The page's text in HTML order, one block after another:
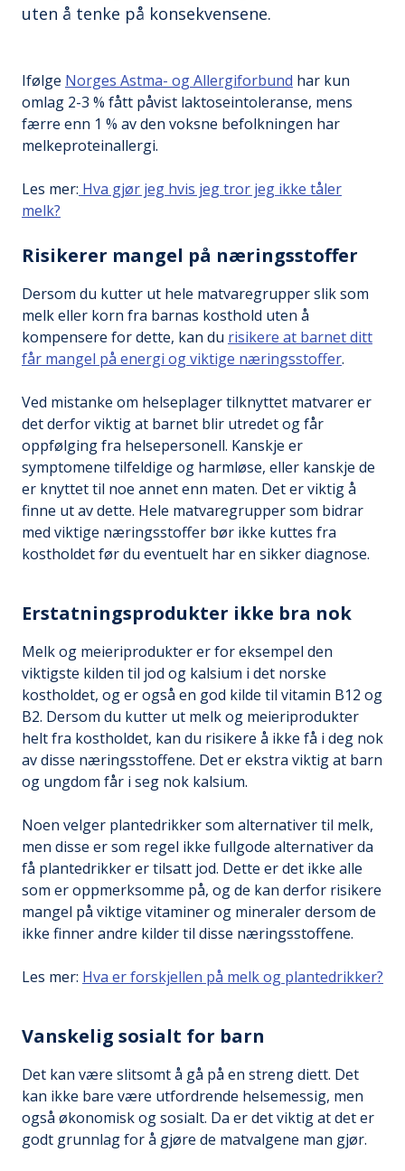
uten å tenke på konsekvensene.
Ifølge Norges Astma- og Allergiforbund har kun
omlag 2-3 % fått påvist laktoseintoleranse, mens
færre enn 1 % av den voksne befolkningen har
melkeproteinallergi.
Les mer: Hva gjør jeg hvis jeg tror jeg ikke tåler
melk?
Risikerer mangel på næringsstoffer
Dersom du kutter ut hele matvaregrupper slik som
melk eller korn fra barnas kosthold uten å
kompensere for dette, kan du risikere at barnet ditt
får mangel på energi og viktige næringsstoffer.
Ved mistanke om helseplager tilknyttet matvarer er
det derfor viktig at barnet blir utredet og får
oppfølging fra helsepersonell. Kanskje er
symptomene tilfeldige og harmløse, eller kanskje de
er knyttet til noe annet enn maten. Det er viktig å
finne ut av dette. Hele matvaregrupper som bidrar
med viktige næringsstoffer bør ikke kuttes fra
kostholdet før du eventuelt har en sikker diagnose.
Erstatningsprodukter ikke bra nok
Melk og meieriprodukter er for eksempel den
viktigste kilden til jod og kalsium i det norske
kostholdet, og er også en god kilde til vitamin B12 og
B2. Dersom du kutter ut melk og meieriprodukter
helt fra kostholdet, kan du risikere å ikke få i deg nok
av disse næringsstoffene. Det er ekstra viktig at barn
og ungdom får i seg nok kalsium.
Noen velger plantedrikker som alternativer til melk,
men disse er som regel ikke fullgode alternativer da
få plantedrikker er tilsatt jod. Dette er det ikke alle
som er oppmerksomme på, og de kan derfor risikere
mangel på viktige vitaminer og mineraler dersom de
ikke finner andre kilder til disse næringsstoffene.
Les mer: Hva er forskjellen på melk og plantedrikker?
Vanskelig sosialt for barn
Det kan være slitsomt å gå på en streng diett. Det
kan ikke bare være utfordrende helsemessig, men
også økonomisk og sosialt. Da er det viktig at det er
godt grunnlag for å gjøre de matvalgene man gjør.